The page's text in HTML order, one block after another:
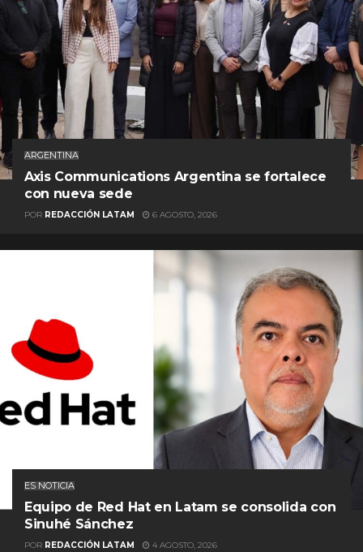
ARGENTINA
Axis Communications Argentina se fortalece
con nueva sede
POR REDACCIÓN LATAM 6 AGOSTO, 2026
ES NOTICIA
Equipo de Red Hat en Latam se consolida con
Sinuhé Sánchez
POR REDACCIÓN LATAM 4 AGOSTO, 2026